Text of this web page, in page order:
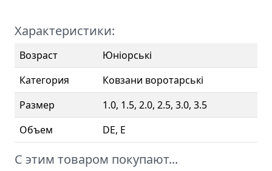
Характеристики:
Возраст
Юніорські
Категория
Ковзани воротарські
Размер
1.0, 1.5, 2.0, 2.5, 3.0, 3.5
Объем
DE, E
С этим товаром покупают...